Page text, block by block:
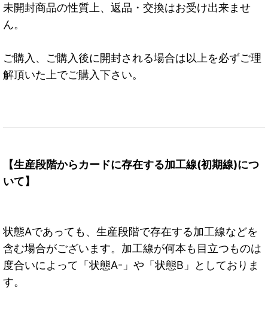
未開封商品の性質上、返品・交換はお受け出来ませ
ん。
ご購入、ご購入後に開封される場合は以上を必ずご理
解頂いた上でご購入下さい。
【生産段階からカードに存在する加工線(初期線)につ
いて】
状態Aであっても、生産段階で存在する加工線などを
含む場合がございます。加工線が何本も目立つものは
度合いによって「状態A-」や「状態B」としておりま
す。